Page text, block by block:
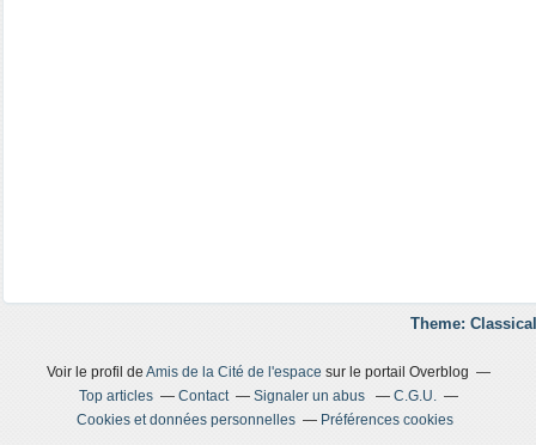
Theme:
Voir le profil de Amis de la Cité de l'espace sur le portail Overblog
Top articles
Contact Signaler un abus
C.G.U.
Cookies et données personnelles
Préférences cookies